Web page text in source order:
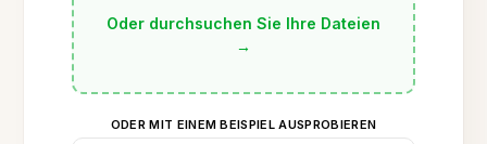
Oder durchsuchen Sie Ihre Dateien
→
ODER MIT EINEM BEISPIEL AUSPROBIEREN